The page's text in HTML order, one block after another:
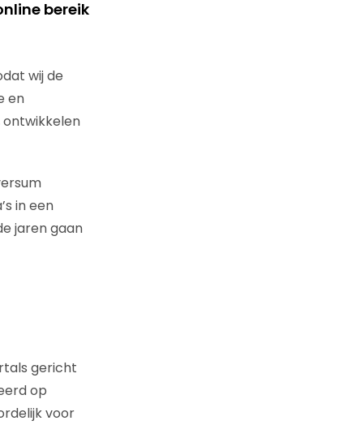
bereik
wij de
en
ontwikkelen
in een
jaren gaan
gericht
op
voor